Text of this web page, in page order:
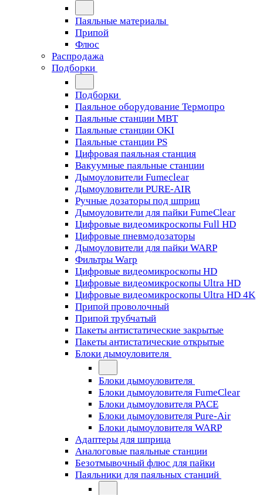
Паяльные материалы
Припой
Флюс
Распродажа
Подборки
Подборки
Паяльное оборудование Термопро
Паяльные станции MBT
Паяльные станции OKI
Паяльные станции PS
Цифровая паяльная станция
Вакуумные паяльные станции
Дымоуловители Fumeclear
Дымоуловители PURE-AIR
Ручные дозаторы под шприц
Дымоуловители для пайки FumeClear
Цифровые видеомикроскопы Full HD
Цифровые пневмодозаторы
Дымоуловители для пайки WARP
Фильтры Warp
Цифровые видеомикроскопы HD
Цифровые видеомикроскопы Ultra HD
Цифровые видеомикроскопы Ultra HD 4K
Припой проволочный
Припой трубчатый
Пакеты антистатические закрытые
Пакеты антистатические открытые
Блоки дымоуловителя
Блоки дымоуловителя
Блоки дымоуловителя FumeClear
Блоки дымоуловителя PACE
Блоки дымоуловителя Pure-Air
Блоки дымоуловителя WARP
Адаптеры для шприца
Аналоговые паяльные станции
Безотмывочный флюс для пайки
Паяльники для паяльных станций